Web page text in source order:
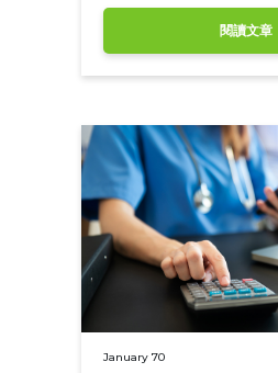
閱讀文章
January 70